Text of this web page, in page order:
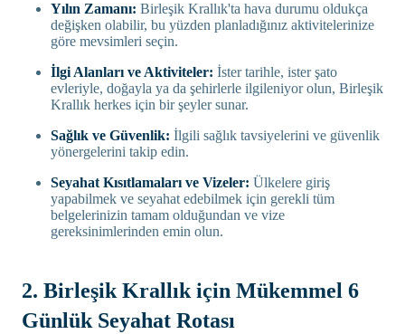
Yılın Zamanı: Birleşik Krallık'ta hava durumu oldukça
değişken olabilir, bu yüzden planladığınız aktivitelerinize
göre mevsimleri seçin.
İlgi Alanları ve Aktiviteler: İster tarihle, ister şato
evleriyle, doğayla ya da şehirlerle ilgileniyor olun, Birleşik
Krallık herkes için bir şeyler sunar.
Sağlık ve Güvenlik: İlgili sağlık tavsiyelerini ve güvenlik
yönergelerini takip edin.
Seyahat Kısıtlamaları ve Vizeler: Ülkelere giriş
yapabilmek ve seyahat edebilmek için gerekli tüm
belgelerinizin tamam olduğundan ve vize
gereksinimlerinden emin olun.
2. Birleşik Krallık için Mükemmel 6
Günlük Seyahat Rotası